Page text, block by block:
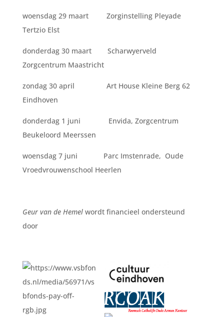
woensdag 29 maart Zorginstelling Pleyade
Tertzio Elst
donderdag 30 maart Scharwyerveld
Zorgcentrum Maastricht
zondag 30 april Art House Kleine Berg 62
Eindhoven
donderdag 1 juni Envida, Zorgcentrum
Beukeloord Meerssen
woensdag 7 juni Parc Imstenrade, Oude
Vroedvrouwenschool Heerlen
Geur van de Hemelwordt financieel ondersteund
door